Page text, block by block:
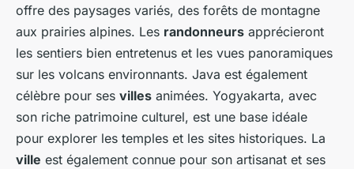
offre des paysages variés, des forêts de montagne
aux prairies alpines. Les randonneurs apprécieront
les sentiers bien entretenus et les vues panoramiques
sur les volcans environnants. Java est également
célèbre pour ses villes animées. Yogyakarta, avec
son riche patrimoine culturel, est une base idéale
pour explorer les temples et les sites historiques. La
ville est également connue pour son artisanat et ses